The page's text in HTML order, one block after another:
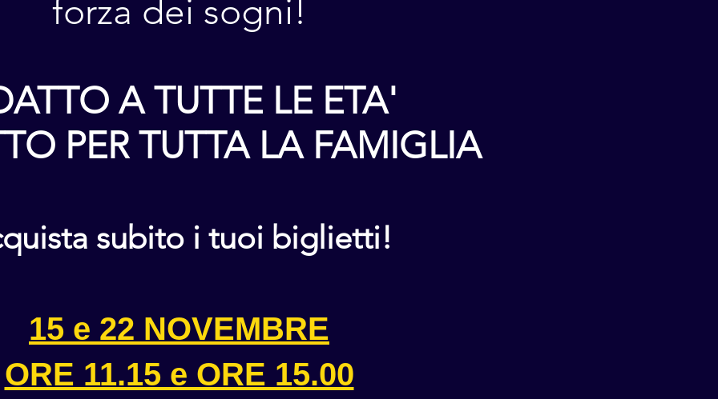
forza dei sogni!
A TUTTE LE ETA'
PER TUTTA LA FAMIGLIA
subito i tuoi biglietti!
15 e 22 NOVEMBRE
ORE 11.15 e ORE 15.00